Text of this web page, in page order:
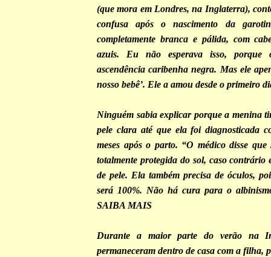
(que mora em Londres, na Inglaterra),
confusa após o nascimento da
completamente branca e pálida, com
azuis. Eu não esperava isso,
ascendência caribenha negra. Mas ele
nosso bebê’. Ele a amou desde o primeiro
Ninguém sabia explicar porque a menina
pele clara até que ela foi diagnosticada
meses após o parto. “O médico disse
totalmente protegida do sol, caso contrário
de pele. Ela também precisa de óculos,
será 100%. Não há cura para o
SAIBA MAIS
Durante a maior parte do verão na
permaneceram dentro de casa com a filha,